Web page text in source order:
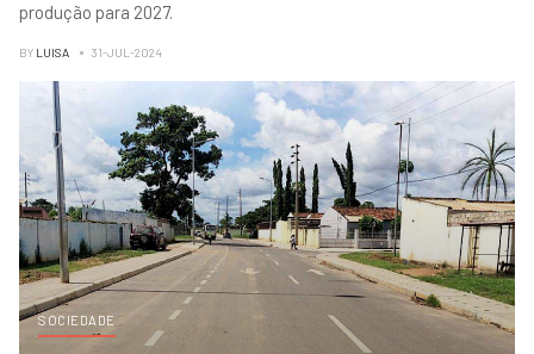
produção para 2027.
BY LUISA 31-JUL-2024
SOCIEDADE